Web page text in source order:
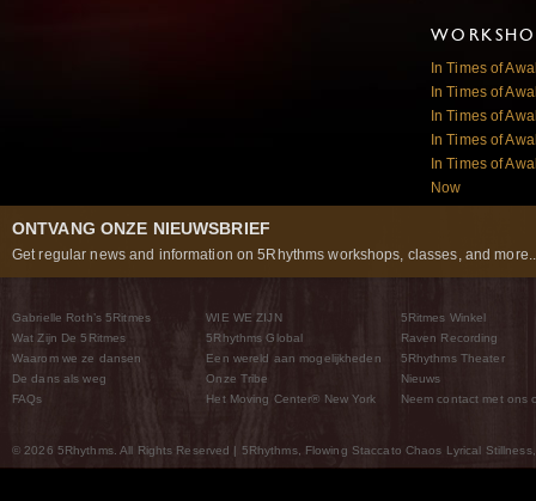
In Times of
In Times of
In Times of
In Times of
In Times of
Now
ONTVANG ONZE NIEUWSBRIEF
Get regular news and information on 5Rhythms workshops, classes, and
Gabrielle Roth’s 5Ritmes
Wat Zijn De 5Ritmes
Waarom we ze dansen
De dans als weg
FAQs
WIE WE ZIJN
5Rhythms Global
Een wereld aan mogelijkheden
Onze Tribe
Het Moving Center® New York
5Ritmes Winkel
Raven Recording
5Rhythms Theater
Nieuws
Neem contact met ons
© 2026 5Rhythms. All Rights Reserved | 5Rhythms, Flowing Staccato Chaos Lyrical